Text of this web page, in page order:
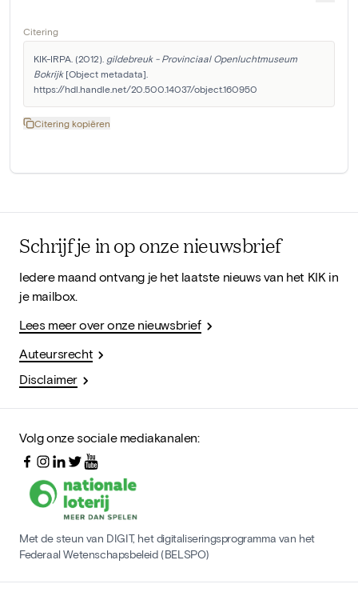
Citering
KIK-IRPA. (2012). gildebreuk - Provinciaal Openluchtmuseum
Bokrijk [Object metadata].
https://hdl.handle.net/20.500.14037/object.160950
Citering kopiëren
Schrijf je in op onze nieuwsbrief
Iedere maand ontvang je het laatste nieuws van het KIK in
je mailbox.
Lees meer over onze nieuwsbrief
Auteursrecht
Disclaimer
Volg onze sociale mediakanalen:
Met de steun van DIGIT, het digitaliseringsprogramma van het
Federaal Wetenschapsbeleid (BELSPO)